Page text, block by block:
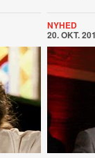
NYHED
20. OKT.